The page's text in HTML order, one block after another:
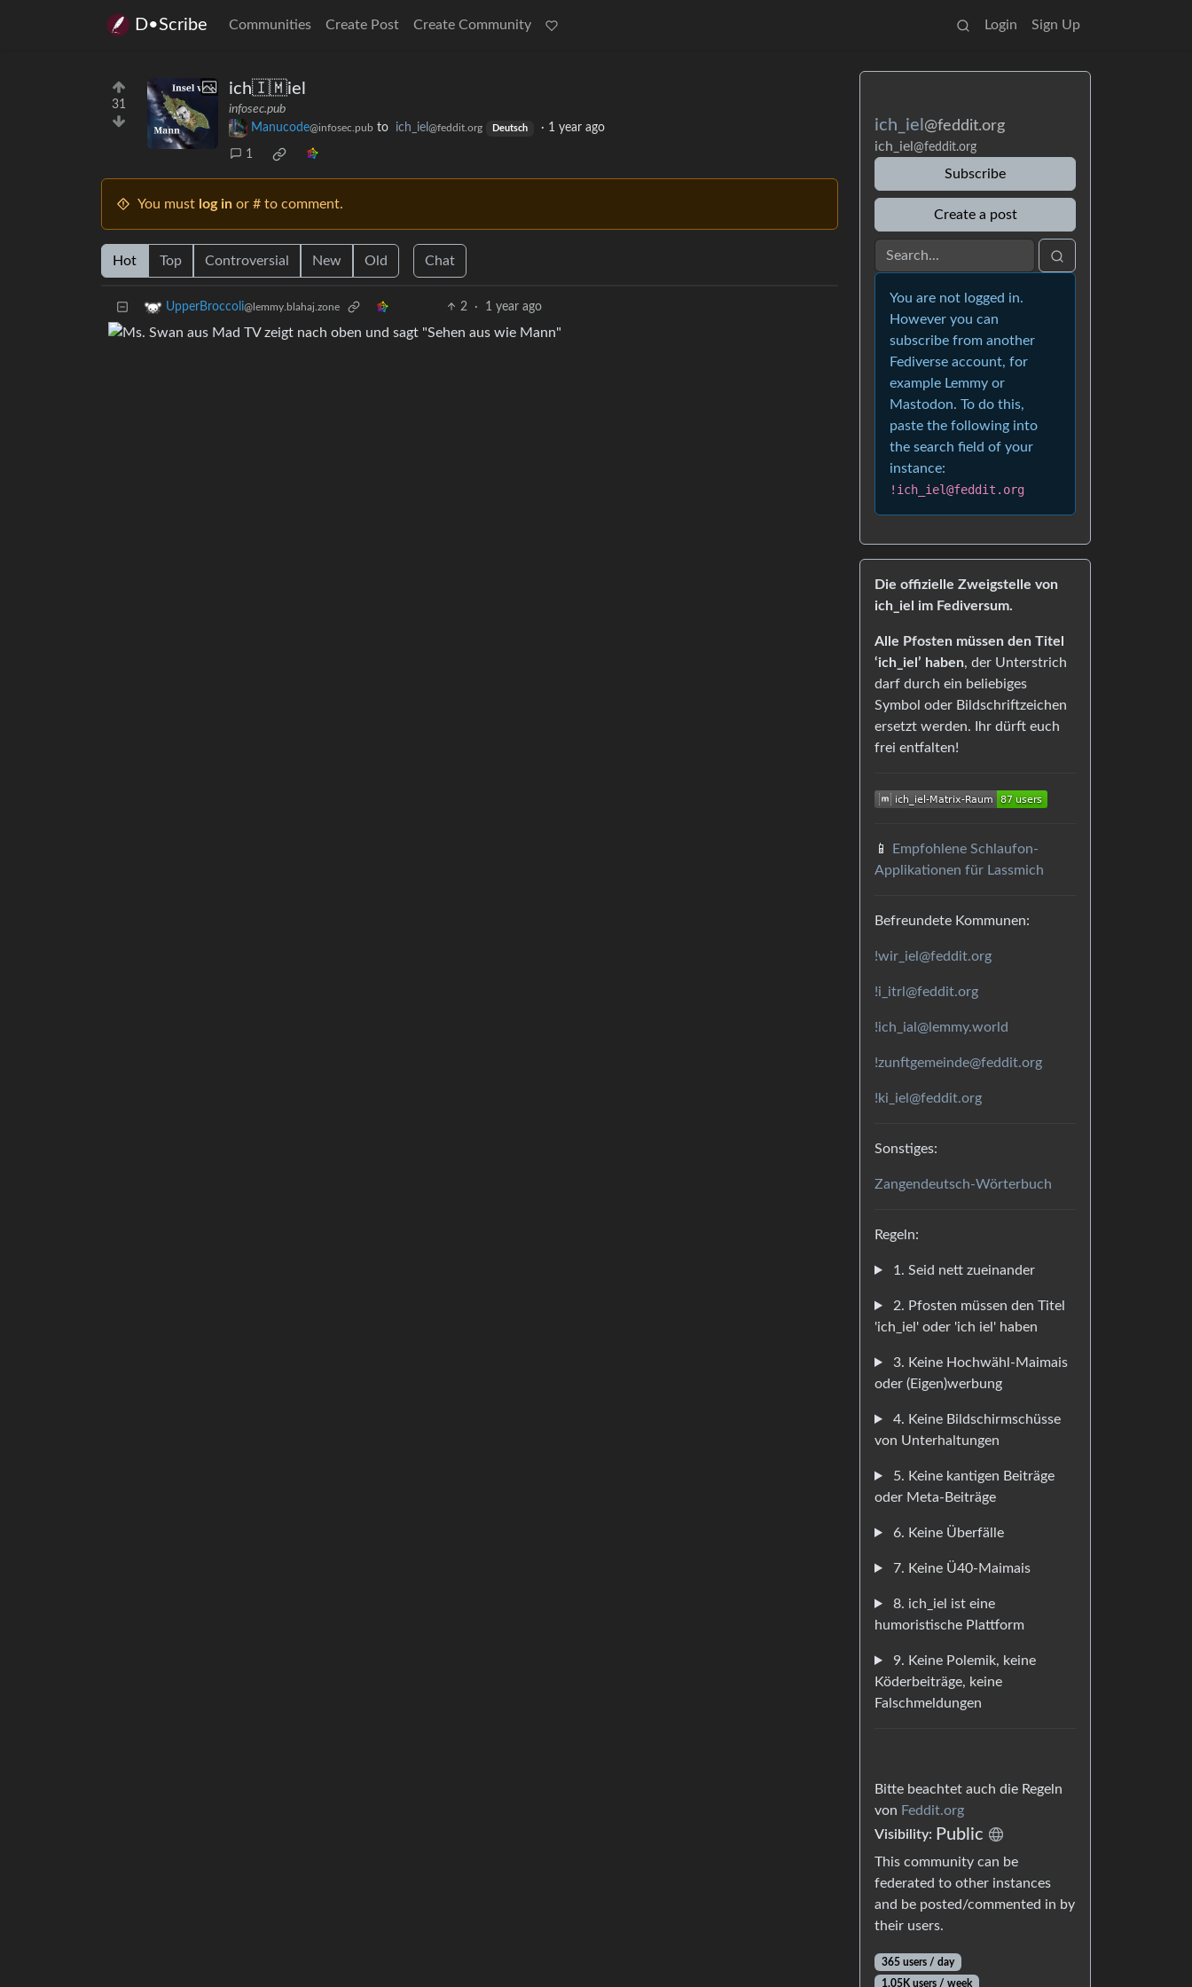
D•Scribe Communities Create Post Create Community Login Sign Up
31
ich🇮🇲iel
infosec.pub
Manucode@infosec.pub to ich_iel @feddit.org Deutsch · 1 year ago
1
You must log in or # to comment.
Hot Top Controversial New Old Chat
UpperBroccoli@lemmy.blahaj.zone 2 · 1 year ago
ich_iel @feddit.org
ich_iel @feddit.org
Subscribe
Create a post
You are not logged in.
However you can
subscribe from another
Fediverse account, for
example Lemmy or
Mastodon. To do this,
paste the following into
the search field of your
instance:
!ich_iel@feddit.org
Die offizielle Zweigstelle von
ich_iel im Fediversum.
Alle Pfosten müssen den Titel
‘ich_iel’ haben, der Unterstrich
darf durch ein beliebiges
Symbol oder Bildschriftzeichen
ersetzt werden. Ihr dürft euch
frei entfalten!
📱
Empfohlene Schlaufon-
Applikationen für Lassmich
Befreundete Kommunen:
!wir_iel@feddit.org
!i_itrl@feddit.org
!ich_ial@lemmy.world
!zunftgemeinde@feddit.org
!ki_iel@feddit.org
Sonstiges:
Zangendeutsch-Wörterbuch
Regeln:
1. Seid nett zueinander
2. Pfosten müssen den Titel
'ich_iel' oder 'ich iel' haben
3. Keine Hochwähl-Maimais
oder (Eigen)werbung
4. Keine Bildschirmschüsse
von Unterhaltungen
5. Keine kantigen Beiträge
oder Meta-Beiträge
6. Keine Überfälle
7. Keine Ü40-Maimais
8. ich_iel ist eine
humoristische Plattform
9. Keine Polemik, keine
Köderbeiträge, keine
Falschmeldungen
Bitte beachtet auch die Regeln
von Feddit.org
Visibility: Public
This community can be
federated to other instances
and be posted/commented in by
their users.
365 users / day
1.05K users / week